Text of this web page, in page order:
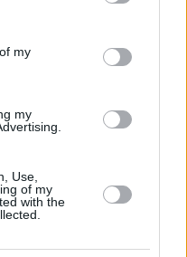
its third-party tags to
in below Google
my
my
Use,
of my
with the
της
τραγωδίας, αλλά
χριστιανισμός
του
αντιτίθενται